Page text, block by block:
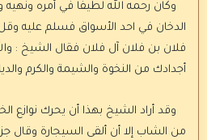
وكان رحمه الله لطيفا في أمره ونهيه
الدخان في احد الأسواق فسلم عليه وقل
فلان بن فلان آل فلان فقال الشيخ :
أجدادك من النخوة والشيمة والكرم
وقد أراد الشيخ بهذا أن يحرك نوازع
من الشاب إلا أن ألقى السيجارة وقال